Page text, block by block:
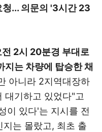
청... 의문의 '3시간 23
2시 20분경 부대로
는 차량에 탑승한 채
아니라 2지역대장하
대기하고 있었다"고
이 있다'는 지시를 전
는 몰랐고, 최초 출